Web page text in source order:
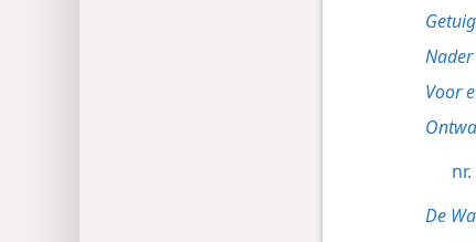
Nader
Voor
De